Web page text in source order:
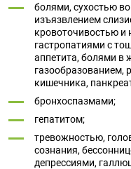
болями, сухостью
изъязвлением
кровоточивостью и
гастропатиями с
аппетита, болями
газообразованием,
кишечника,
бронхоспазмами;
гепатитом;
тревожностью,
сознания,
депрессиями,